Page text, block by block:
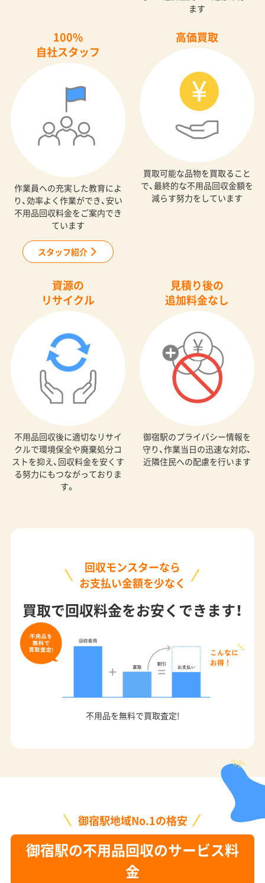
ます
100%
自社スタッフ
作業員への充実した教育によ
り、効率よく作業ができ、安い
不用品回収料金をご案内でき
ています
スタッフ紹介
高価買取
買取可能な品物を買取ること
で、最終的な不用品回収金額を
減らす努力をしています
資源の
リサイクル
不用品回収後に適切なリサイ
クルで環境保全や廃棄処分コ
ストを抑え、回収料金を安くす
る努力にもつながっておりま
す。
見積り後の
追加料金なし
御宿駅のプライバシー情報を
守り、作業当日の迅速な対応、
近隣住民への配慮を行います
回収モンスターなら
お支払い金額を少なく
買取で回収料金をお安くできます！
不用品を無料で買取査定!
御宿駅地域No.1の格安
御宿駅の不用品回収のサービス料
金